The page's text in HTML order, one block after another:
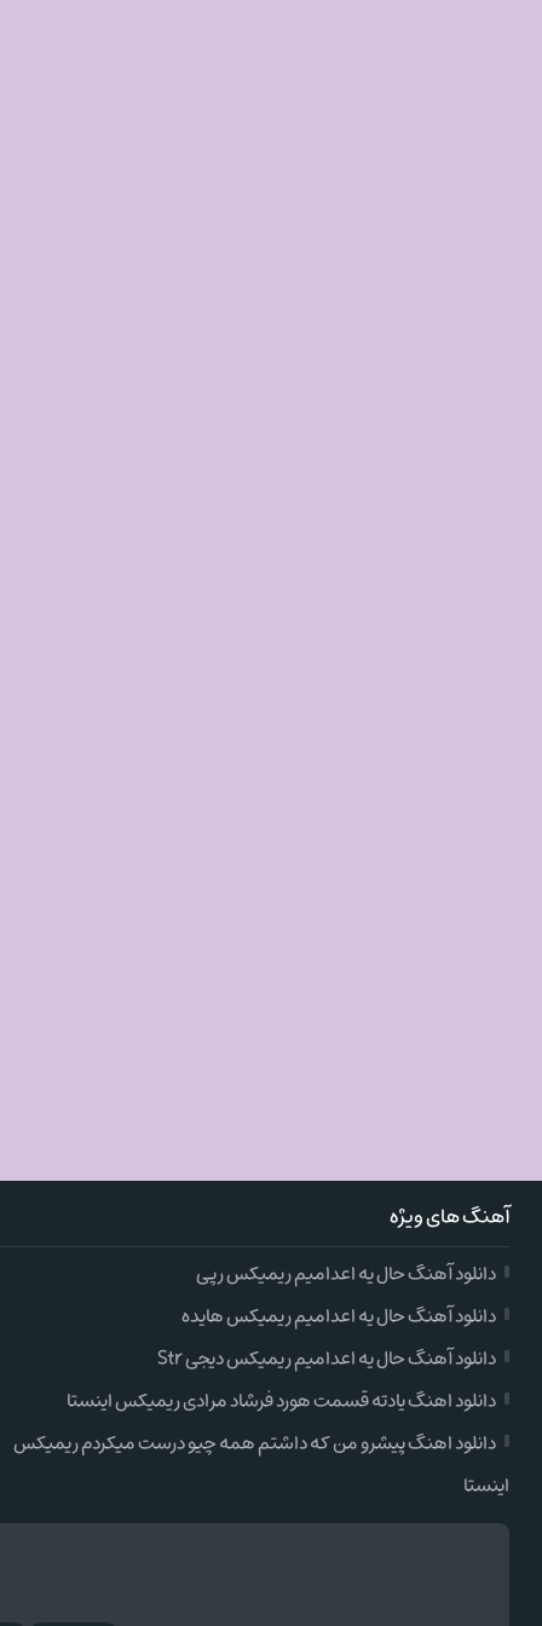
آهنگ های ویژه
دانلود آهنگ حال یه اعدامیم ریمیکس رپی
دانلود آهنگ حال یه اعدامیم ریمیکس هایده
دانلود آهنگ حال یه اعدامیم ریمیکس دیجی Str
دانلود اهنگ یادته قسمت هورد فرشاد مرادی ریمیکس اینستا
دانلود اهنگ پیشرو من که داشتم همه چیو درست میکردم ریمیکس
اینستا